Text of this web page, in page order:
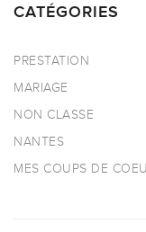
CATÉGORIES
PRESTATION
MARIAGE
NON CLASSE
NANTES
MES COUPS DE